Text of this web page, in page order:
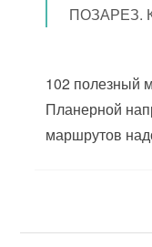
ПОЗАРЕЗ.
102 полезный
Планерной
маршрутов